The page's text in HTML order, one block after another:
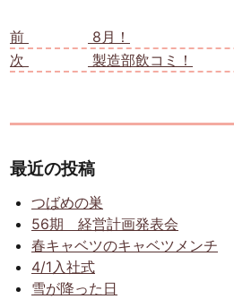
前
8月！
次
製造部飲コミ！
最近の投稿
つばめの巣
56期 経営計画発表会
春キャベツのキャベツメンチ
4/1入社式
雪が降った日